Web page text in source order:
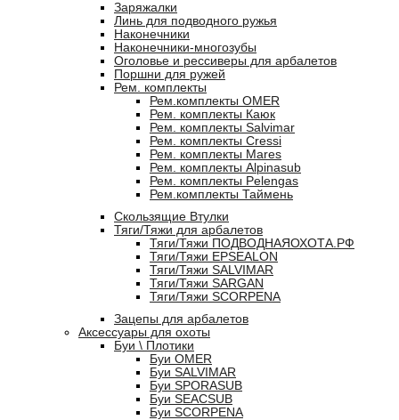
Заряжалки
Линь для подводного ружья
Наконечники
Наконечники-многозубы
Оголовье и рессиверы для арбалетов
Поршни для ружей
Рем. комплекты
Рем.комплекты OMER
Рем. комплекты Каюк
Рем. комплекты Salvimar
Рем. комплекты Cressi
Рем. комплекты Mares
Рем. комплекты Alpinasub
Рем. комплекты Pelengas
Рем.комплекты Таймень
Скользящие Втулки
Тяги/Тяжи для арбалетов
Тяги/Тяжи ПОДВОДНАЯОХОТА.РФ
Тяги/Тяжи EPSEALON
Тяги/Тяжи SALVIMAR
Тяги/Тяжи SARGAN
Тяги/Тяжи SCORPENA
Зацепы для арбалетов
Аксессуары для охоты
Буи \ Плотики
Буи OMER
Буи SALVIMAR
Буи SPORASUB
Буи SEACSUB
Буи SCORPENA